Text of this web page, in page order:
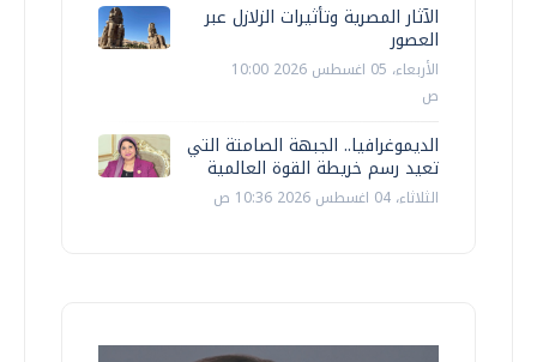
الآثار المصرية وتأثيرات الزلازل عبر
العصور
الأربعاء، 05 اغسطس 2026 10:00
ص
الديموغرافيا.. الجبهة الصامتة التي
تعيد رسم خريطة القوة العالمية
الثلاثاء، 04 اغسطس 2026 10:36 ص